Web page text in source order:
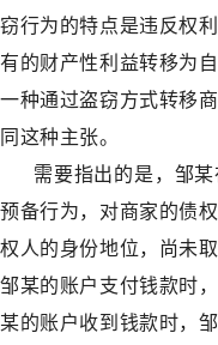
窃行为的特点是违反权
有的财产性利益转移为
一种通过盗窃方式转移
同这种主张。
需要指出的是，邹
预备行为，对商家的债
权人的身份地位，尚未
邹某的账户支付钱款时
某的账户收到钱款时，